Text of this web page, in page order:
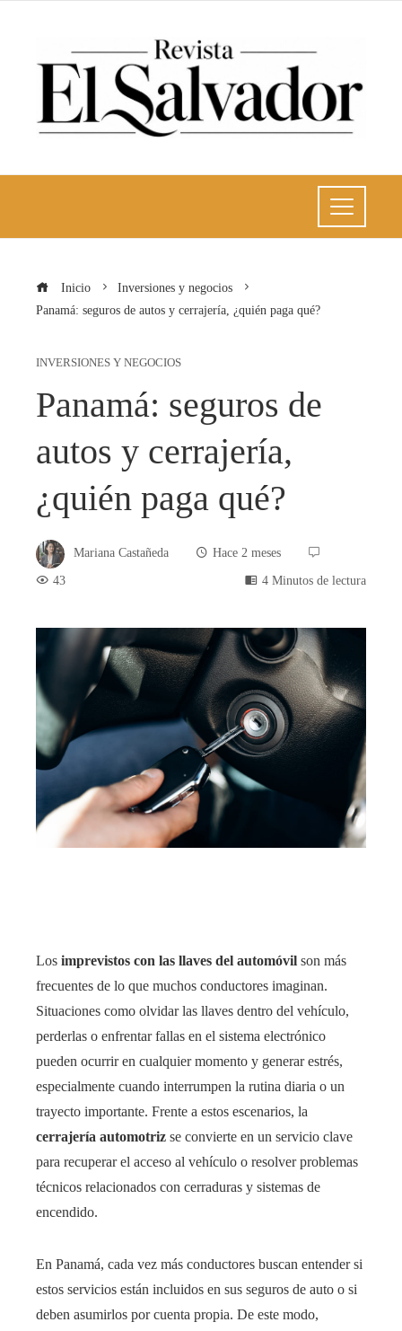
Inicio
Inversiones y negocios
Panamá: seguros de autos y cerrajería, ¿quién paga qué?
INVERSIONES Y NEGOCIOS
Panamá: seguros de
autos y cerrajería,
¿quién paga qué?
Mariana Castañeda
Hace 2 meses
43
4 Minutos de lectura
Los imprevistos con las llaves del automóvil son más
frecuentes de lo que muchos conductores imaginan.
Situaciones como olvidar las llaves dentro del vehículo,
perderlas o enfrentar fallas en el sistema electrónico
pueden ocurrir en cualquier momento y generar estrés,
especialmente cuando interrumpen la rutina diaria o un
trayecto importante. Frente a estos escenarios, la
cerrajería automotriz se convierte en un servicio clave
para recuperar el acceso al vehículo o resolver problemas
técnicos relacionados con cerraduras y sistemas de
encendido.
En Panamá, cada vez más conductores buscan entender si
estos servicios están incluidos en sus seguros de auto o si
deben asumirlos por cuenta propia. De este modo,